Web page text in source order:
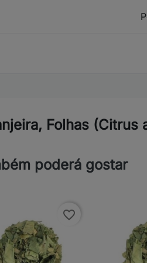
Folhas
poderá gostar
favorite_border